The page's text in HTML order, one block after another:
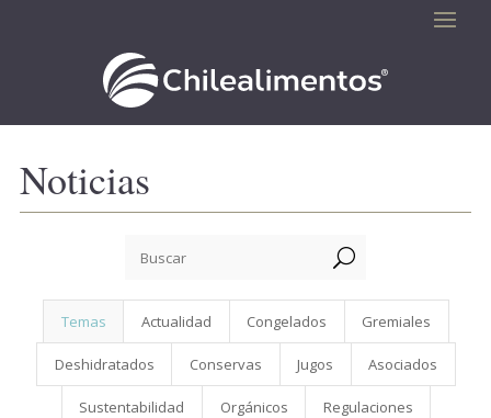
Noticias
U
Temas Actualidad Congelados Gremiales
Deshidratados Conservas Jugos Asociados
Sustentabilidad Orgánicos Regulaciones